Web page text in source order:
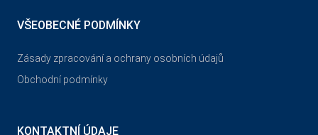
VŠEOBECNÉ PODMÍNKY
Zásady zpracování a ochrany osobních údajů
Obchodní podmínky
KONTAKTNÍ ÚDAJE